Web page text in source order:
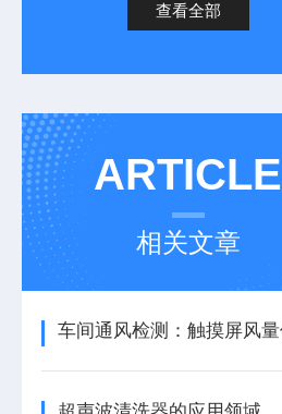
查看全部
ARTICLE
相关文章